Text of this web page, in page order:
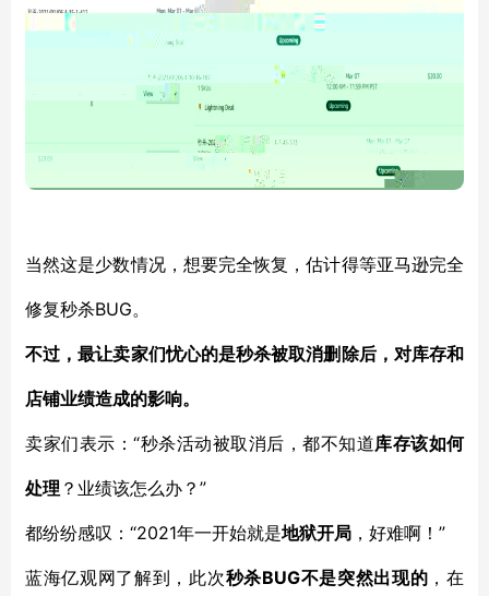
当然这是少数情况，想要完全恢复，估计得等亚马逊完全
修复秒杀BUG。
不过，最让卖家们忧心的是秒杀被取消删除后，对库存和
店铺业绩造成的影响。
卖家们表示： “秒杀活动被取消后，都不知道库存该如何
处理 ？业绩该怎么办？ ”
都纷纷感叹： “2021年一开始就是地狱开局 ，好难啊！ ”
蓝海亿观网了解到，此次秒杀BUG不是突然出现的 ，在